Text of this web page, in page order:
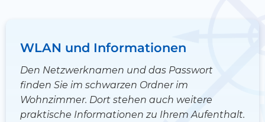
WLAN und Informationen
Den Netzwerknamen und das Passwort
finden Sie im schwarzen Ordner im
Wohnzimmer. Dort stehen auch weitere
praktische Informationen zu Ihrem Aufenthalt.